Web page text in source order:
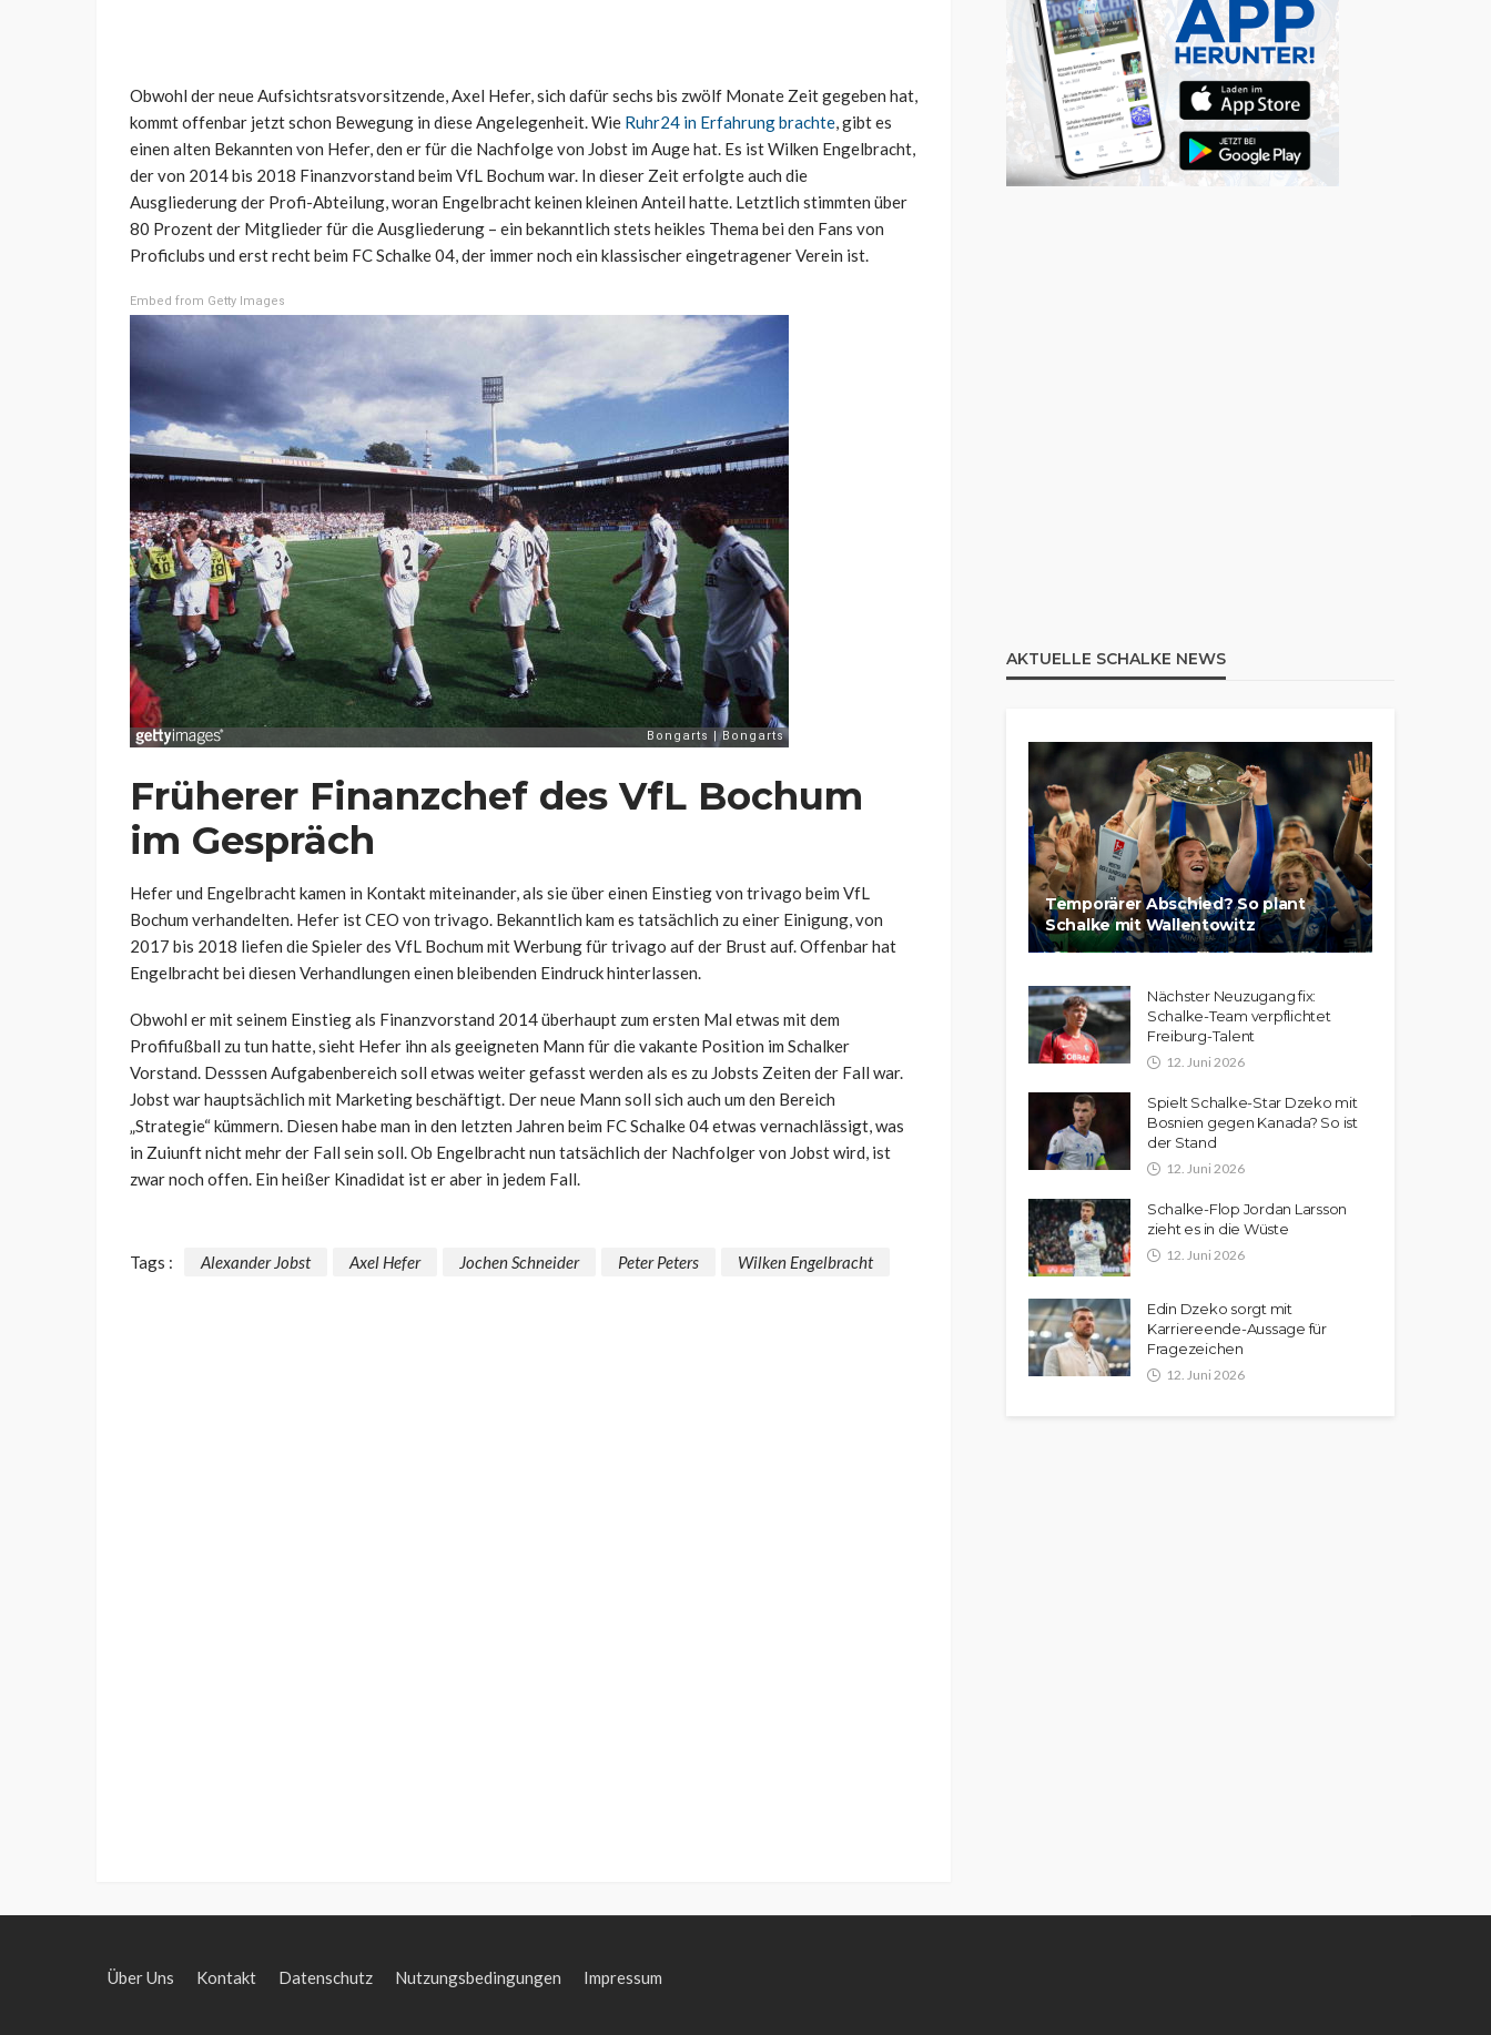
Obwohl der neue Aufsichtsratsvorsitzende, Axel Hefer, sich dafür sechs bis zwölf Monate Zeit gegeben hat,
kommt offenbar jetzt schon Bewegung in diese Angelegenheit. Wie Ruhr24 in Erfahrung brachte, gibt es
einen alten Bekannten von Hefer, den er für die Nachfolge von Jobst im Auge hat. Es ist Wilken Engelbracht,
der von 2014 bis 2018 Finanzvorstand beim VfL Bochum war. In dieser Zeit erfolgte auch die
Ausgliederung der Profi-Abteilung, woran Engelbracht keinen kleinen Anteil hatte. Letztlich stimmten über
80 Prozent der Mitglieder für die Ausgliederung – ein bekanntlich stets heikles Thema bei den Fans von
Proficlubs und erst recht beim FC Schalke 04, der immer noch ein klassischer eingetragener Verein ist.
Embed from Getty Images
Früherer Finanzchef des VfL Bochum
im Gespräch
Hefer und Engelbracht kamen in Kontakt miteinander, als sie über einen Einstieg von trivago beim VfL
Bochum verhandelten. Hefer ist CEO von trivago. Bekanntlich kam es tatsächlich zu einer Einigung, von
2017 bis 2018 liefen die Spieler des VfL Bochum mit Werbung für trivago auf der Brust auf. Offenbar hat
Engelbracht bei diesen Verhandlungen einen bleibenden Eindruck hinterlassen.
Obwohl er mit seinem Einstieg als Finanzvorstand 2014 überhaupt zum ersten Mal etwas mit dem
Profifußball zu tun hatte, sieht Hefer ihn als geeigneten Mann für die vakante Position im Schalker
Vorstand. Desssen Aufgabenbereich soll etwas weiter gefasst werden als es zu Jobsts Zeiten der Fall war.
Jobst war hauptsächlich mit Marketing beschäftigt. Der neue Mann soll sich auch um den Bereich
„Strategie“ kümmern. Diesen habe man in den letzten Jahren beim FC Schalke 04 etwas vernachlässigt, was
in Zuiunft nicht mehr der Fall sein soll. Ob Engelbracht nun tatsächlich der Nachfolger von Jobst wird, ist
zwar noch offen. Ein heißer Kinadidat ist er aber in jedem Fall.
Tags : Alexander Jobst Axel Hefer Jochen Schneider Peter Peters Wilken Engelbracht
AKTUELLE SCHALKE NEWS
Temporärer Abschied? So plant
Schalke mit Wallentowitz
Nächster Neuzugang fix:
Schalke-Team verpflichtet
Freiburg-Talent
12. Juni 2026
Spielt Schalke-Star Dzeko mit
Bosnien gegen Kanada? So ist
der Stand
12. Juni 2026
Schalke-Flop Jordan Larsson
zieht es in die Wüste
12. Juni 2026
Edin Dzeko sorgt mit
Karriereende-Aussage für
Fragezeichen
12. Juni 2026
Über Uns Kontakt Datenschutz Nutzungsbedingungen Impressum